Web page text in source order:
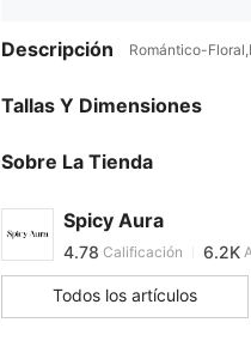
Descripción Romántico-
Tallas Y Dimensiones
Sobre La Tienda
Spicy Aura
4.78
4.78
4.78 Calificación 6.2K
k***9pagó Hace
4.78 6.2K
Todos los artículos